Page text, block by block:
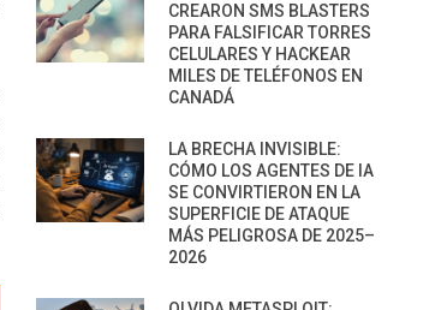
CREARON SMS BLASTERS
PARA FALSIFICAR TORRES
CELULARES Y HACKEAR
MILES DE TELÉFONOS EN
CANADÁ
LA BRECHA INVISIBLE:
CÓMO LOS AGENTES DE IA
SE CONVIRTIERON EN LA
SUPERFICIE DE ATAQUE
MÁS PELIGROSA DE 2025–
2026